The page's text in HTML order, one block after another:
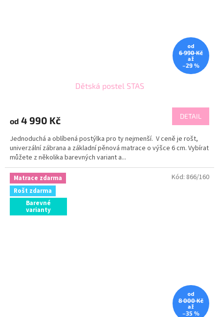
od
6 990 Kč
až
–29 %
Dětská postel STAS
od 4 990 Kč DETAIL
Jednoduchá a oblíbená postýlka pro ty nejmenší. V ceně je rošt,
univerzální zábrana a základní pěnová matrace o výšce 6 cm. Vybírat
můžete z několika barevných variant a...
Matrace zdarma
Rošt zdarma
Barevné
varianty
od
8 000 Kč
až
–35 %
Kód: 866/160